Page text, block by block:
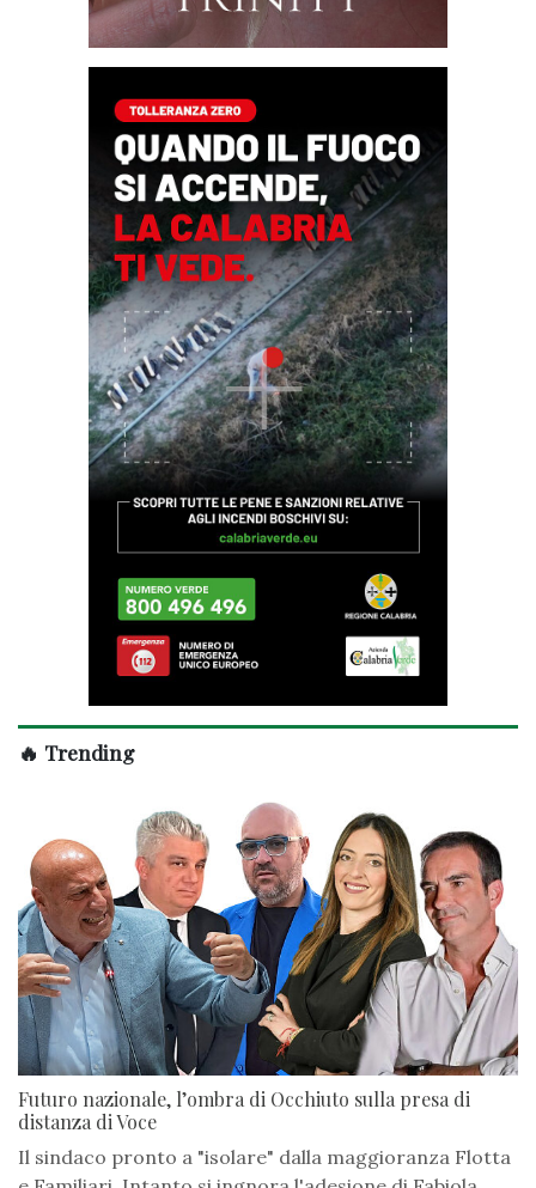
🔥 Trending
Futuro nazionale, l’ombra di Occhiuto sulla presa di
distanza di Voce
Il sindaco pronto a "isolare" dalla maggioranza Flotta